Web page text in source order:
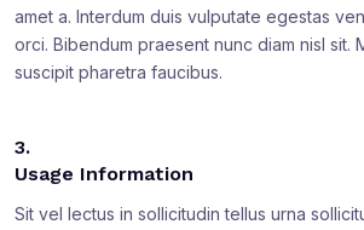
amet a. Interdum duis vulputate egestas
orci. Bibendum praesent nunc diam nisl sit.
suscipit pharetra faucibus.
3.
Usage Information
Sit vel lectus in sollicitudin tellus urna